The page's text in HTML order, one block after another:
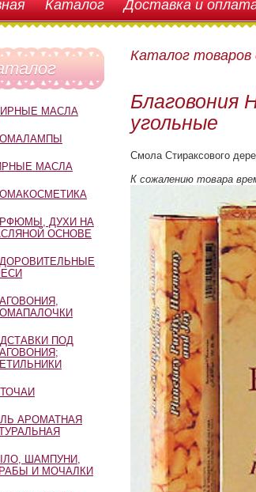
Каталог Доставка и
МАСЛА
МАСЛА
ДУХИ НА
ОСНОВЕ
ПОД
АРОМАТНАЯ
ШАМПУНИ,
И МОЧАЛКИ
Каталог товаров
Благовония
угольные
Смола Стираксового
К сожалению товара